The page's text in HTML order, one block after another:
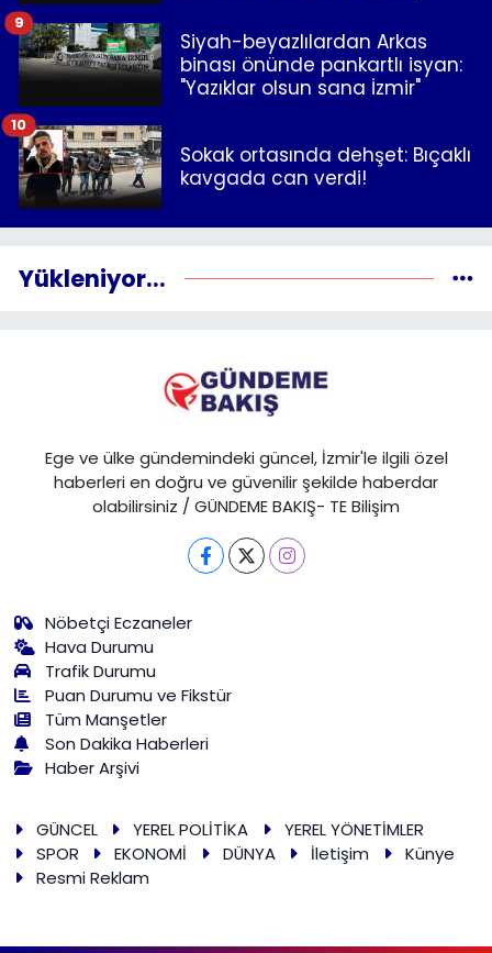
Siyah-beyazlılardan Arkas
binası önünde pankartlı isyan:
"Yazıklar olsun sana İzmir"
9
Sokak ortasında dehşet: Bıçaklı
kavgada can verdi!
10
Yükleniyor...
Ege ve ülke gündemindeki güncel, İzmir'le ilgili özel
haberleri en doğru ve güvenilir şekilde haberdar
olabilirsiniz / GÜNDEME BAKIŞ- TE Bilişim
Nöbetçi Eczaneler
Hava Durumu
Trafik Durumu
Puan Durumu ve Fikstür
Tüm Manşetler
Son Dakika Haberleri
Haber Arşivi
GÜNCEL YEREL POLİTİKA
YEREL YÖNETİMLER
SPOR
EKONOMİ DÜNYA İletişim
Künye
Resmi Reklam